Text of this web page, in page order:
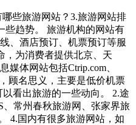
些旅游网站？3.旅游网站排
些趋势。 旅游机构的网站有
、酒店预订、机票预订等服
，为消费者提供北京、天
体网站包括Ctrip.com、
顾名思义，主要是低价机票
看出旅游的一些动向。 2.途
常州春秋旅游网、张家界旅
4.国内有很多旅游网站，如